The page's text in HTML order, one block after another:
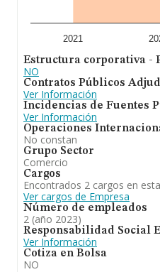
2021
Estructura corporativa -
NO
Contratos Públicos
Ver Información
Incidencias de Fuentes
Ver Información
Operaciones
No constan
Grupo Sector
Comercio
Cargos
Encontrados 2 cargos en
Ver cargos de Empresa
Número de empleados
2 (año 2023)
Responsabilidad Social
Ver Información
Cotiza en Bolsa
NO